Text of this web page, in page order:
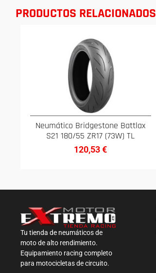
PRODUCTOS RELACIONADOS
Neumático Bridgestone Battlax
S21 180/55 ZR17 (73W) TL
120,53€
Tu tienda de neumáticos de
moto de alto rendimiento.
Equipamiento racing completo
para motocicletas de circuito.